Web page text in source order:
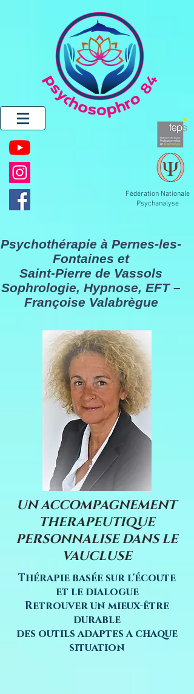
Fédération Nationale
Psychanalyse
Psychothérapie à Pernes-les-
Fontaines et
Saint-Pierre de Vassols
Sophrologie, Hypnose, EFT –
Françoise Valabrègue
UN ACCOMPAGNEMENT
THERAPEUTIQUE
PERSONNALISE DANS LE
VAUCLUSE
Thérapie basée sur l'écoute
et le dialogue
Retrouver un mieux-être
durable
des outils adaptes a chaque
situation